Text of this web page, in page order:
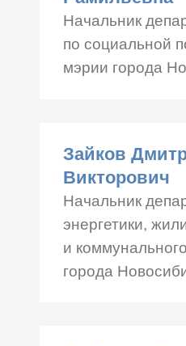
Начальник
по социальной
мэрии города
Телефон: +7
Зайков
Викторович
Начальник
энергетики,
и
города